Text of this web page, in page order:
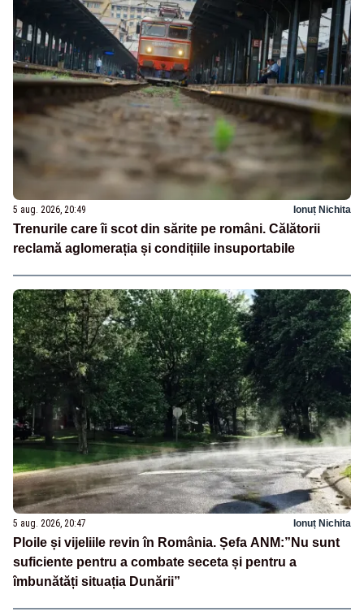
5 aug. 2026, 20:49 Ionuț Nichita
Trenurile care îi scot din sărite pe români. Călătorii
reclamă aglomerația și condițiile insuportabile
5 aug. 2026, 20:47 Ionuț Nichita
Ploile și vijeliile revin în România. Șefa ANM:”Nu sunt
suficiente pentru a combate seceta și pentru a
îmbunătăți situația Dunării”